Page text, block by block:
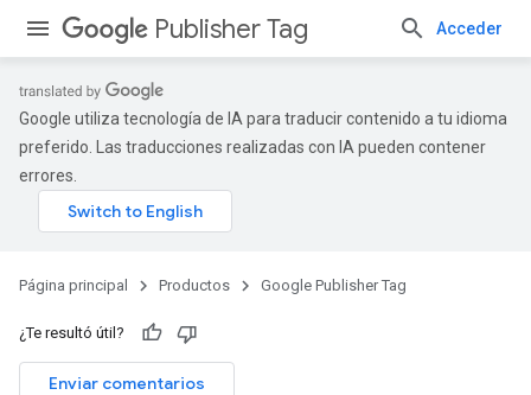
Publisher Tag Acceder
Google utiliza tecnología de IA para traducir contenido a tu idioma
preferido. Las traducciones realizadas con IA pueden contener
errores.
Página principal Productos Google Publisher Tag
¿Te resultó útil?
Enviar comentarios